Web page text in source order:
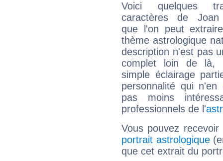
Voici quelques
caractères de Joan
que l'on peut
thème astrologique
description n'est pas
complet loin de là,
simple éclairage
personnalité qui n'en
pas moins
professionnels de l'
Vous pouvez
portrait astrologique
que cet extrait du